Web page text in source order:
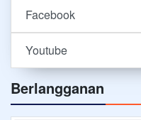
Facebook
Youtube
Berlangganan